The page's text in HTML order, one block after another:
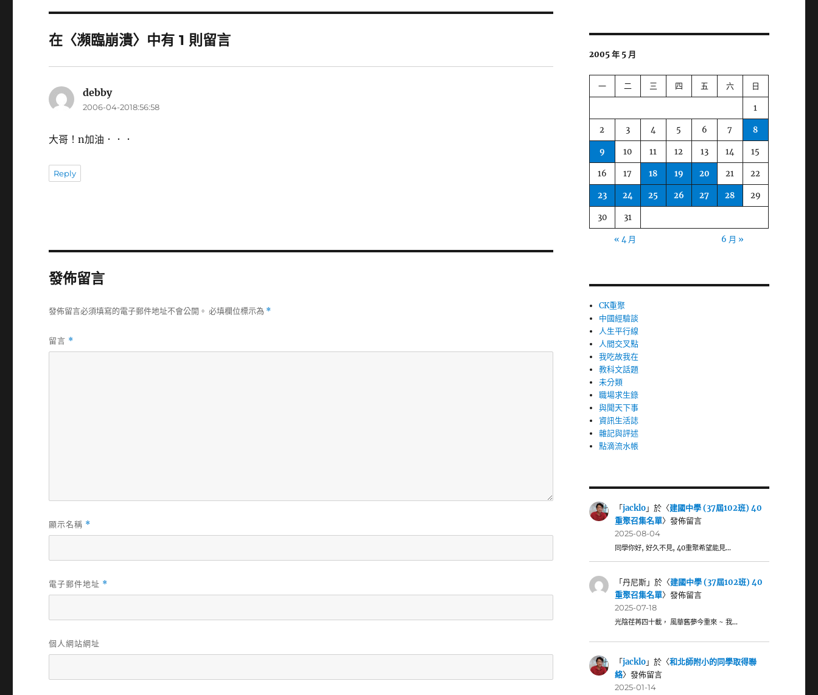
在〈瀕臨崩潰〉中有 1 則留言
debby表
示:
2006-04-2018:56:58
大哥！n加油．．．
Reply
發佈留言
發佈留言必須填寫的電子郵件地址不會公開。 必填欄位標示為 *
留言 *
顯示名稱 *
電子郵件地址 *
個人網站網址
2005 年 5 月
一 二 三 四 五 六 日
1
2 3 4 5 6 7 8
9 10 11 12 13 14 15
16 17 18 19 20 21 22
23 24 25 26 27 28 29
30 31
« 4 月 6 月 »
CK重聚
中國經驗談
人生平行線
人間交叉點
我吃故我在
教科文話題
未分類
職場求生錄
與聞天下事
資訊生活誌
雜記與評述
點滴流水帳
「jacklo」於〈建國中學 (37屆102班) 40
重聚召集名單〉發佈留言
2025-08-04
同學你好, 好久不見, 40重聚希望能見…
「丹尼斯」於〈建國中學 (37屆102班) 40
重聚召集名單〉發佈留言
2025-07-18
光陰荏苒四十載， 風華舊夢今重來 ~ 我…
「jacklo」於〈和北師附小的同學取得聯
絡〉發佈留言
2025-01-14